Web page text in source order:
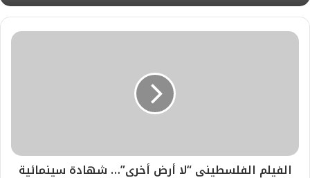
الفيلم الفلسطيني “لا أرض أخرى”… شهادة سينمائية